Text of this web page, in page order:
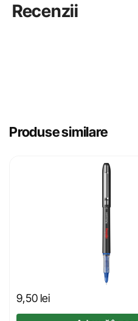
Recenzii
Produse similare
9,50 lei